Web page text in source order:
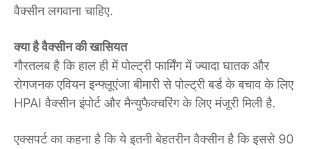
वैक्सीन लगवाना चाहिए.
क्या है वैक्सीन की खासियत
गौरतलब है कि हाल ही में पोल्ट्री फार्मिंग में ज्यादा घातक और
रोगजनक एवियन इन्फ्लूएंजा बीमारी से पोल्ट्री बर्ड के बचाव के लिए
HPAI वैक्सीन इंपोर्ट और मैन्युफैक्चरिंग के लिए मंजूरी मिली है.
एक्सपर्ट का कहना है कि ये इतनी बेहतरीन वैक्सीन है कि इससे 90